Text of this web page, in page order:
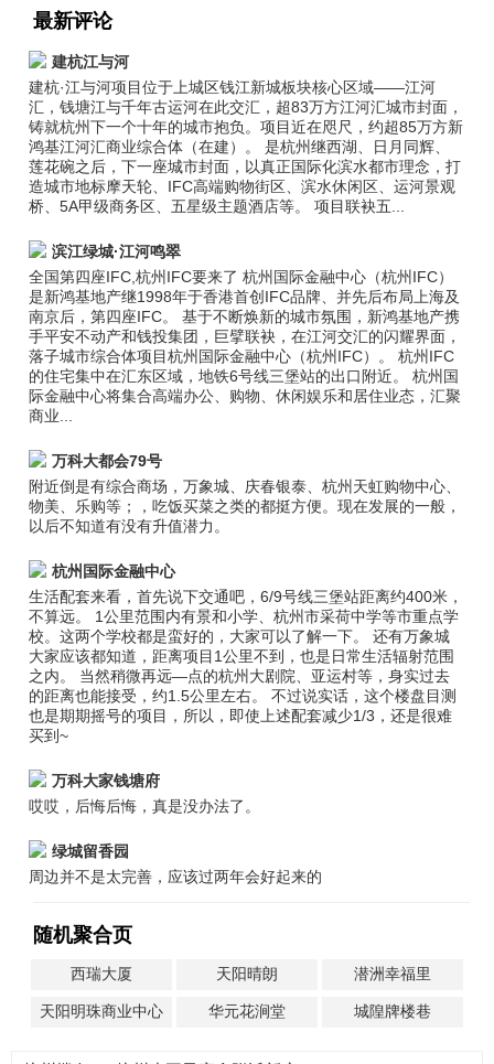
最新评论
建杭江与河
建杭·江与河项目位于上城区钱江新城板块核心区域——江河
汇，钱塘江与千年古运河在此交汇，超83万方江河汇城市封面，
铸就杭州下一个十年的城市抱负。项目近在咫尺，约超85万方新
鸿基江河汇商业综合体（在建）。 是杭州继西湖、日月同辉、
莲花碗之后，下一座城市封面，以真正国际化滨水都市理念，打
造城市地标摩天轮、IFC高端购物街区、滨水休闲区、运河景观
桥、5A甲级商务区、五星级主题酒店等。 项目联袂五...
滨江绿城·江河鸣翠
全国第四座IFC,杭州IFC要来了 杭州国际金融中心（杭州IFC）
是新鸿基地产继1998年于香港首创IFC品牌、并先后布局上海及
南京后，第四座IFC。 基于不断焕新的城市氛围，新鸿基地产携
手平安不动产和钱投集团，巨擘联袂，在江河交汇的闪耀界面，
落子城市综合体项目杭州国际金融中心（杭州IFC）。 杭州IFC
的住宅集中在汇东区域，地铁6号线三堡站的出口附近。 杭州国
际金融中心将集合高端办公、购物、休闲娱乐和居住业态，汇聚
商业...
万科大都会79号
附近倒是有综合商场，万象城、庆春银泰、杭州天虹购物中心、
物美、乐购等；，吃饭买菜之类的都挺方便。现在发展的一般，
以后不知道有没有升值潜力。
杭州国际金融中心
生活配套来看，首先说下交通吧，6/9号线三堡站距离约400米，
不算远。 1公里范围内有景和小学、杭州市采荷中学等市重点学
校。这两个学校都是蛮好的，大家可以了解一下。 还有万象城
大家应该都知道，距离项目1公里不到，也是日常生活辐射范围
之内。 当然稍微再远—点的杭州大剧院、亚运村等，身实过去
的距离也能接受，约1.5公里左右。 不过说实话，这个楼盘目测
也是期期摇号的项目，所以，即使上述配套减少1/3，还是很难
买到~
万科大家钱塘府
哎哎，后悔后悔，真是没办法了。
绿城留香园
周边并不是太完善，应该过两年会好起来的
随机聚合页
西瑞大厦 天阳晴朗 潜洲幸福里
天阳明珠商业中心 华元花涧堂 城隍牌楼巷